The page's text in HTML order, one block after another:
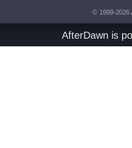
© 1999-2026
AfterDawn is